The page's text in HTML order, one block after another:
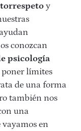
y
conozcan
psicología
poner límites
de una forma
también nos
una
en